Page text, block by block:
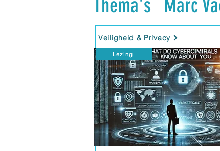
Thema's Marc
Veiligheid & Privacy
Lezing